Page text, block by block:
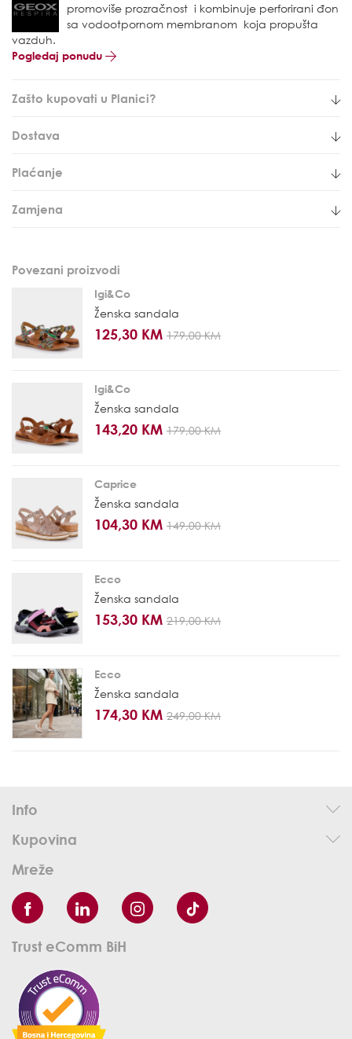
promoviše prozračnost i kombinuje perforirani đon
sa vodootpornom membranom koja propušta
vazduh.
Pogledaj ponudu
Zašto kupovati u Planici?
Dostava
Plaćanje
Zamjena
Povezani proizvodi
Igi&Co
Ženska sandala
125,30 KM 179,00 KM
Igi&Co
Ženska sandala
143,20 KM 179,00 KM
Caprice
Ženska sandala
104,30 KM 149,00 KM
Ecco
Ženska sandala
153,30 KM 219,00 KM
Ecco
Ženska sandala
174,30 KM 249,00 KM
Info
Kupovina
Mreže
Trust eComm BiH